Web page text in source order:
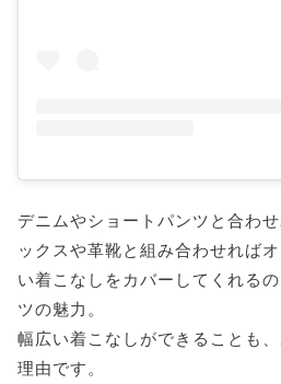
デニムやショートパンツと合わ
ックスや革靴と組み合わせれば
い着こなしをカバーしてくれる
ツの魅力。
幅広い着こなしができることも
理由です。